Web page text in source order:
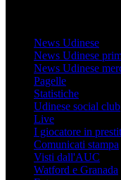
News Udinese
News Udinese
News Udinese
Pagelle
Statistiche
Udinese social club
Live
I giocatore in
Comunicati stampa
Visti dall'AUC
Watford e Granada